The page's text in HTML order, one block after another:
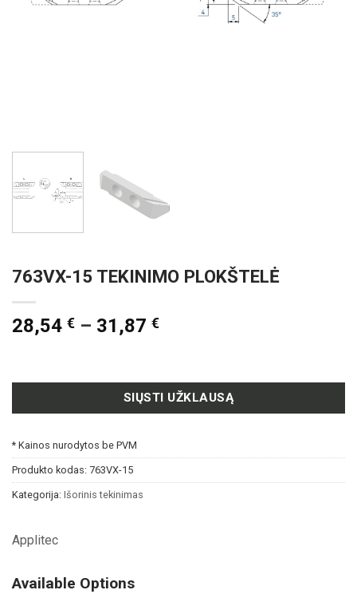
763VX-15 TEKINIMO PLOKŠTELĖ
28,54 € – 31,87 €
SIŲSTI UŽKLAUSĄ
* Kainos nurodytos be PVM
Produkto kodas: 763VX-15
Kategorija: Išorinis tekinimas
Applitec
Available Options